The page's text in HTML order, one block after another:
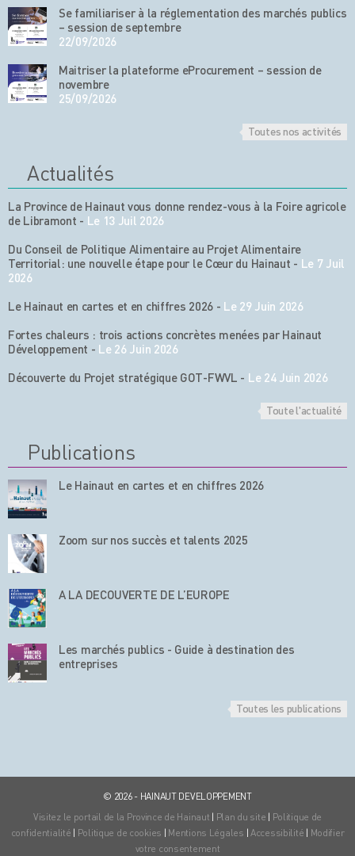
Se familiariser à la réglementation des marchés publics
– session de septembre
22/09/2026
Maitriser la plateforme eProcurement – session de
novembre
25/09/2026
Toutes nos activités
Actualités
La Province de Hainaut vous donne rendez-vous à la Foire agricole
de Libramont - Le 13 Juil 2026
Du Conseil de Politique Alimentaire au Projet Alimentaire
Territorial: une nouvelle étape pour le Cœur du Hainaut - Le 7 Juil
2026
Le Hainaut en cartes et en chiffres 2026 - Le 29 Juin 2026
Fortes chaleurs : trois actions concrètes menées par Hainaut
Développement - Le 26 Juin 2026
Découverte du Projet stratégique GOT-FWVL - Le 24 Juin 2026
Toute l'actualité
Publications
Le Hainaut en cartes et en chiffres 2026
Zoom sur nos succès et talents 2025
A LA DECOUVERTE DE L’EUROPE
Les marchés publics - Guide à destination des
entreprises
Toutes les publications
© 2026 - HAINAUT DEVELOPPEMENT
Visitez le portail de la Province de Hainaut | Plan du site | Politique de
confidentialité | Politique de cookies | Mentions Légales | Accessibilité | Modifier
votre consentement